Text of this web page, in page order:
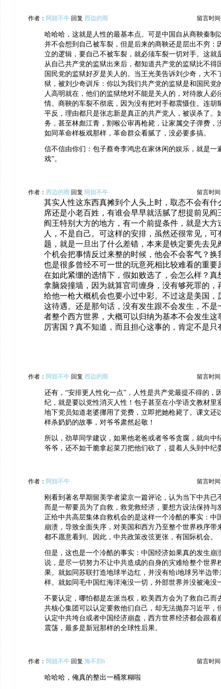
作者： 阿妞不牛 回复 西边的雨 留言时间
哈哈哈，这就是人性的最基本点。可是中国自从商鞅秦制
并不会想到自己被车裂，但是后来的商鞅还是层出不穷：
立的逻辑，要自己不被车裂，就必须车裂一切对手。这就
从自己共产党的监狱出来后，都知道共产党的监狱比不得
国民党的监狱好歹是关人的。当王光美告诉刘少奇，大不
狱，被刘少奇训斥：你以为我们共产党的监狱是和国民党
人高明就在，他们的监狱绝对不能是关人的，对待敌人必
情。商鞅的车裂不彻底，因为没有把对手都震慑住。连胡
平反，理由都只是张志新是真正的共产党人，被误杀了。
务，甚至林彪江青，割喉公审再枪毙，让家属交子弹费，
如同革命样板戏那样，革命群众看腻了，没必要多搞。
信不信由你们：包子蔡奇李鸿忠在家休闲的娱乐，就是一
戏”。
作者： 西边的雨 回复 阿妞不牛 留言时间
其实人性这东西真摊到个人头上时，取态不会有什
席还是小老百姓，有谁会早早就活腻了想提前见阎
阎王特别大方的地方，有一个前提条件，就是大方
人，不是自己。可这样的安排，虽然还很常见，可
题，就是一旦出了什么差错，本来是铁定要先去见
个机会把事情反过来整的时候，他会不会客气？换
也是很多曾经不可一世的玩意死相比较难看的重要
在如此紧绷的选情下，假如败选了，会怎么样？真
拿脑袋撞墙，因为就算官司缠身，没有够死罪的，
给他一枪大概机会也要小过中彩。不过这是美国，
这待遇。还是那句话，没有发生跟不会发生，不是
者整个西方世界，大概可以归纳为基本不会发生这
厉害国？真不知道，而且担心这事的，肯定不是只
作者： 阿妞不牛 回复 西边的雨 留言时间
还有，“安排更人性化一点”，人性是共产党最提不得的，
纪，就是要以党性消灭人性！包子甚至在小学语文教材里
地下党员知道老婆挪用了党费，立即把她枪毙了。课文还
样杀奶奶的故事，对爷爷肃然起敬！
所以，劲草同学建议，如果他老爸或者爷爷贪腐，就向中
爷爷，还不如干脆拿起菜刀把他们砍了，提着人头到中纪
作者： 阿妞不牛 留言时间
刚看到著名早期留美学者梁京一篇评论，认为当下中共已
而是一帮要员为了自救，救党救经济，要想方设法保持与
正给中共高层集体自救机会的是这样一个冷酷的事实：中
崩溃，导致全面失序，对美国和西方乃至整个世界秩序带
都不愿意看到。因此，中共政策改弦更张，有国际机会。
但是，这也是一个冷酷的事实：中国经济如果真的发生崩
说，是尽一切努力不让中共造成的自身的灾难给整个世界
果。就如同苏联打造地球半边红，并没有给i地球另半边
样。就如同毛中国红海洋淹没一切，外部世界并没被淹没
不要认定，哪怕都是左派当权，欧美西方会为了救自己而
共核心集团可以认定要救他们自己，却无法抛弃习近平，
认定中共垮台或者中国经济崩盘，西方世界经济都会跟
震荡，最多是新冠那样的全球性后果。
作者： 阿妞不牛 回复 海不归6 留言时间
哈哈哈，俺真的整出一桶浆糊啦